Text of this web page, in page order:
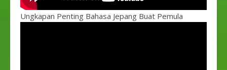
Ungkapan Penting Bahasa Jepang Buat Pemula